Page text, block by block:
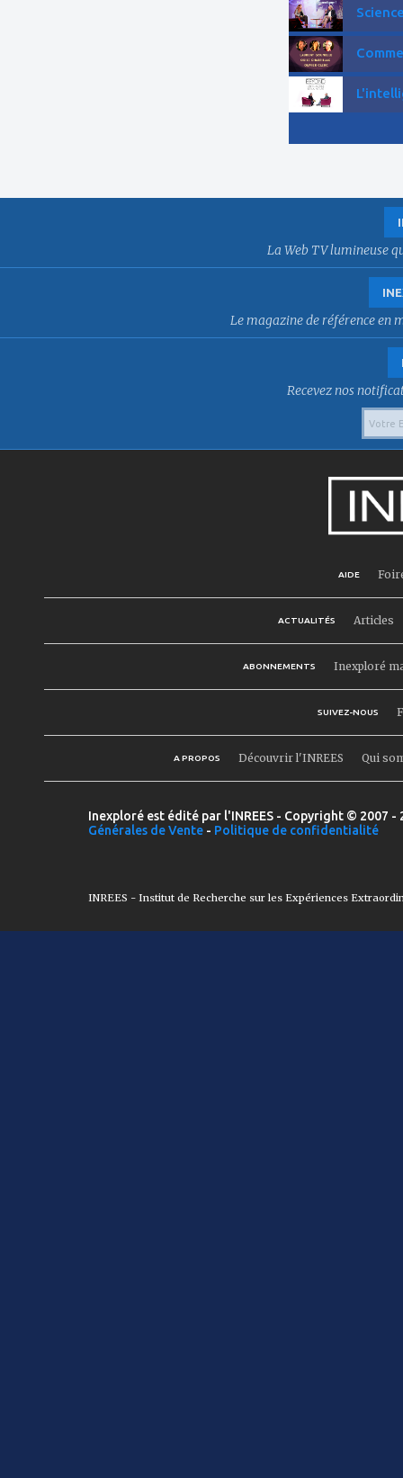
La Web TV lumineuse
Le magazine de référence en
Recevez nos
AIDE
ACTUALITÉS Articles
ABONNEMENTS Inexploré
SUIVEZ-NOUS
A PROPOS Découvrir l'INREES Qui
Inexploré est édité par l'INREES - Copyright © 2007
Générales de Vente - Politique de confidentialité
INREES - Institut de Recherche sur les Expériences